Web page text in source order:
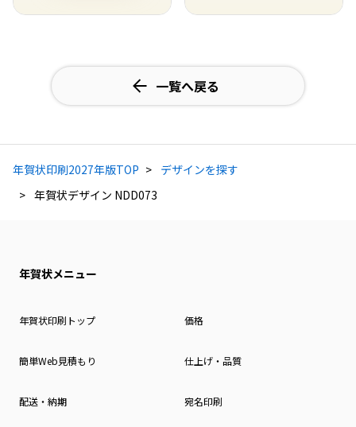
一覧へ戻る
年賀状印刷2027年版TOP
デザインを探す
年賀状デザイン NDD073
年賀状メニュー
年賀状印刷トップ 価格
簡単Web見積もり 仕上げ・品質
配送・納期 宛名印刷